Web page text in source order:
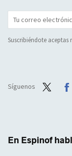
Suscribiéndote aceptas
Síguenos
En Espinof